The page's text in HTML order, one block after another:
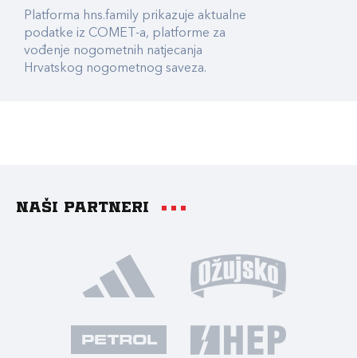
Platforma hns.family prikazuje aktualne
podatke iz COMET-a, platforme za
vođenje nogometnih natjecanja
Hrvatskog nogometnog saveza.
Naši partneri